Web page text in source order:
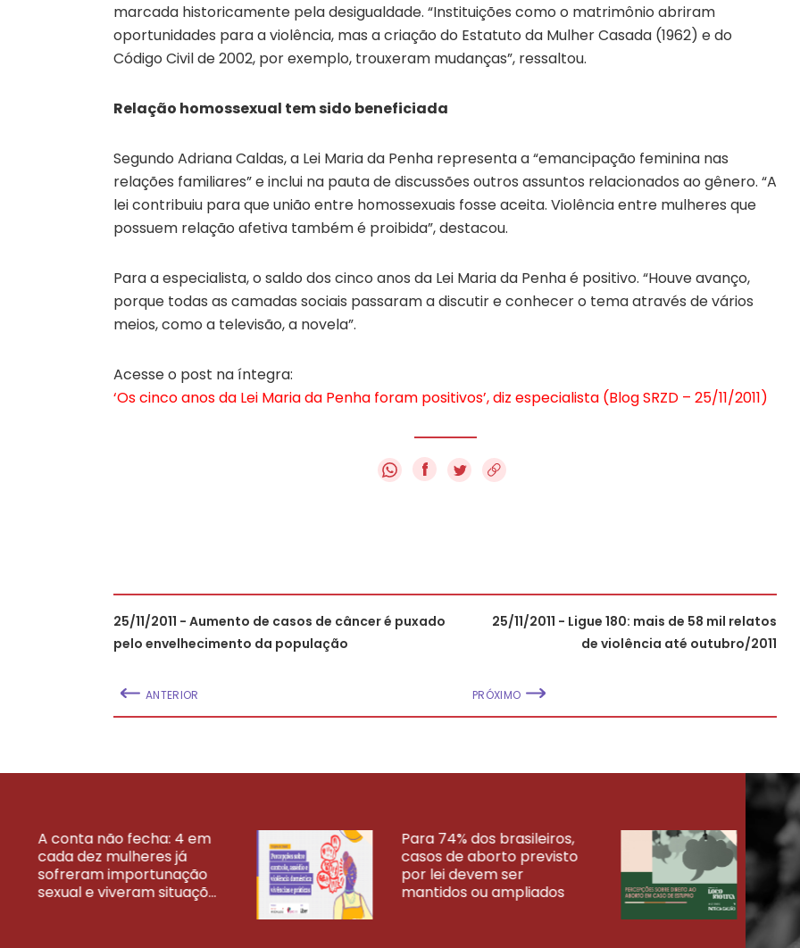
marcada historicamente pela desigualdade. “Instituições como o matrimônio abriram
oportunidades para a violência, mas a criação do Estatuto da Mulher Casada (1962) e do
Código Civil de 2002, por exemplo, trouxeram mudanças”, ressaltou.
Relação homossexual tem sido beneficiada
Segundo Adriana Caldas, a Lei Maria da Penha representa a “emancipação feminina nas
relações familiares” e inclui na pauta de discussões outros assuntos relacionados ao gênero. “A
lei contribuiu para que união entre homossexuais fosse aceita. Violência entre mulheres que
possuem relação afetiva também é proibida”, destacou.
Para a especialista, o saldo dos cinco anos da Lei Maria da Penha é positivo. “Houve avanço,
porque todas as camadas sociais passaram a discutir e conhecer o tema através de vários
meios, como a televisão, a novela”.
Acesse o post na íntegra:
‘Os cinco anos da Lei Maria da Penha foram positivos’, diz especialista (Blog SRZD – 25/11/2011)
f
25/11/2011 - Aumento de casos de câncer é puxado
pelo envelhecimento da população
ANTERIOR
25/11/2011 - Ligue 180: mais de 58 mil relatos
de violência até outubro/2011
PRÓXIMO
A conta não fecha: 4 em
cada dez mulheres já
sofreram importunação
sexual e viveram situaçõ...
Para 74% dos brasileiros,
casos de aborto previsto
por lei devem ser
mantidos ou ampliados
VEJA MAIS PESQUISAS